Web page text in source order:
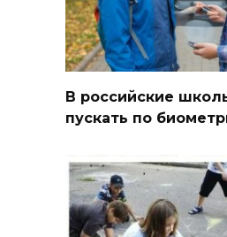
В российские
пускать по